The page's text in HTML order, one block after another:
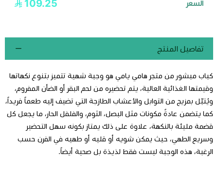
السعر 109.25
تفاصيل المنتج
كباب مبشور من متجر هامي يامي هو وجبة شهية تتميز بتنوع نكهاتها
وقيمتها الغذائية العالية، يتم تحضيره من لحم البقر أو الضأن المفروم،
ويُتبّل بمزيج من التوابل والأعشاب الطازجة التي تضيف إليه طعماً فريداً،
كما يتضمن عادةً مكونات مثل البصل، الثوم، والفلفل الحار، ما يجعل كل
قضمة مليئة بالنكهة، علاوة على ذلك يمتاز بكونه سهل التحضير
وسريع الطهي، حيث يمكن شويه أو قليه أو طهيه في الفرن حسب
الرغبة، هذه الوجبة ليست فقط لذيذة بل صحية أيضاً.